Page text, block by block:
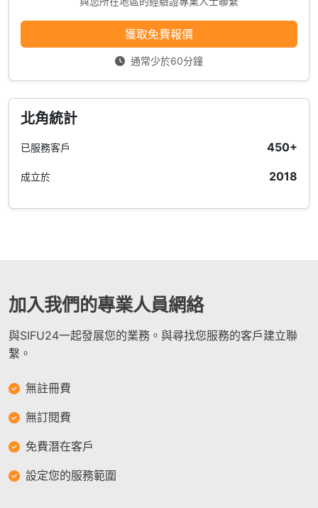
獲取免費報價
通常少於60分鐘
北角統計
已服務客戶 450+
成立於 2018
加入我們的專業人員網絡
與SIFU24一起發展您的業務。與尋找您服務的客戶建立聯
繫。
無註冊費
無訂閱費
免費潛在客戶
設定您的服務範圍